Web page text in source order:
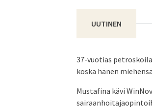
UUTINEN
37-vuotias
koska hänen
Mustafina kävi